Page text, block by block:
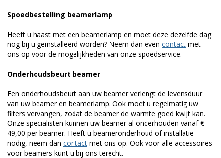
Spoedbestelling beamerlamp
Heeft u haast met een beamerlamp en moet deze dezelfde dag
nog bij u geïnstalleerd worden? Neem dan even contact met
ons op voor de mogelijkheden van onze spoedservice.
Onderhoudsbeurt beamer
Een onderhoudsbeurt aan uw beamer verlengt de levensduur
van uw beamer en beamerlamp. Ook moet u regelmatig uw
filters vervangen, zodat de beamer de warmte goed kwijt kan.
Onze specialisten kunnen uw beamer al onderhouden vanaf €
49,00 per beamer. Heeft u beameronderhoud of installatie
nodig, neem dan contact met ons op. Ook voor alle accessoires
voor beamers kunt u bij ons terecht.